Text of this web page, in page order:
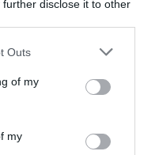
further disclose it to other
Outs
of my
my
OUVRE UNE
LIAISON